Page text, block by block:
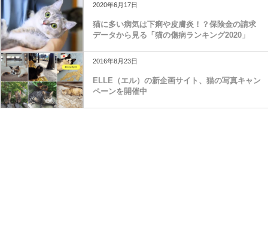
2020年6月17日
猫に多い病気は下痢や皮膚炎！？保険金の請求
データから見る「猫の傷病ランキング2020」
2016年8月23日
ELLE（エル）の新企画サイト、猫の写真キャン
ペーンを開催中